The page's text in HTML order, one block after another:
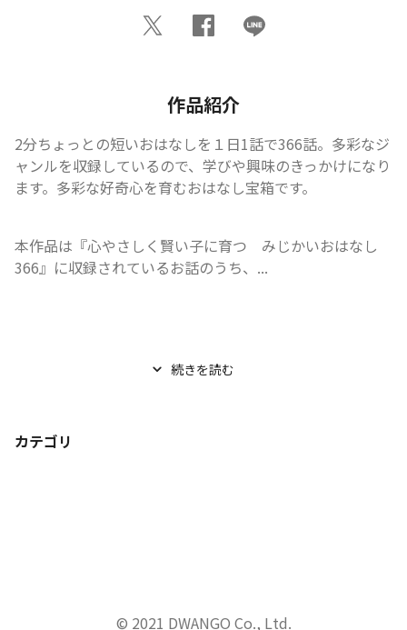
作品紹介
2分ちょっとの短いおはなしを１日1話で366話。多彩なジ
ャンルを収録しているので、学びや興味のきっかけになり
ます。多彩な好奇心を育むおはなし宝箱です。
本作品は『心やさしく賢い子に育つ　みじかいおはなし
366』に収録されているお話のうち、...
続きを読む
カテゴリ
© 2021 DWANGO Co., Ltd.